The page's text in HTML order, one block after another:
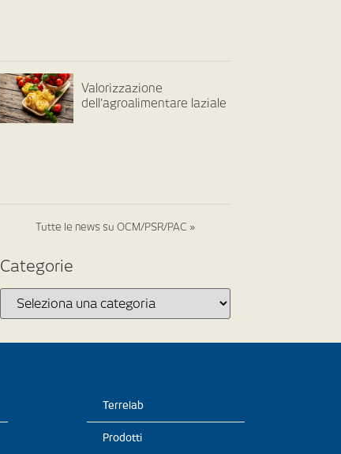
Valorizzazione
dell’agroalimentare laziale
Tutte le news su OCM/PSR/PAC »
Categorie
Terrelab
Prodotti